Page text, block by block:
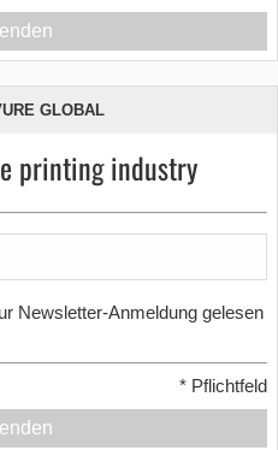
GLOBAL
printing industry
Newsletter-Anmeldung gelesen
* Pflichtfeld